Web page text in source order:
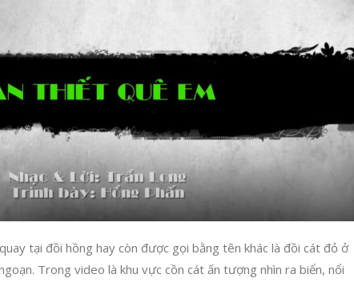
tại đồi hồng hay còn được gọi bằng tên khác là đồi cát đỏ ở
Trong video là khu vực cồn cát ấn tượng nhìn ra biển, nổi